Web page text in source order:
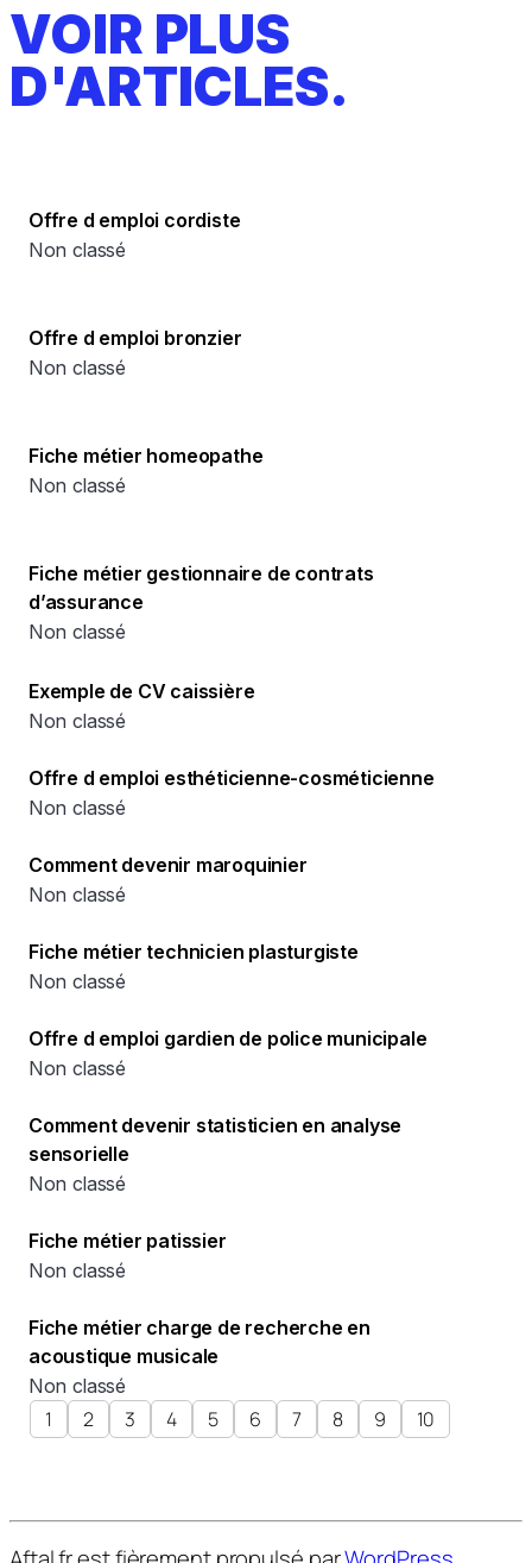
VOIR PLUS
D'ARTICLES.
Offre d emploi cordiste
Non classé
Offre d emploi bronzier
Non classé
Fiche métier homeopathe
Non classé
Fiche métier gestionnaire de contrats
d’assurance
Non classé
Exemple de CV caissière
Non classé
Offre d emploi esthéticienne-cosméticienne
Non classé
Comment devenir maroquinier
Non classé
Fiche métier technicien plasturgiste
Non classé
Offre d emploi gardien de police municipale
Non classé
Comment devenir statisticien en analyse
sensorielle
Non classé
Fiche métier patissier
Non classé
Fiche métier charge de recherche en
acoustique musicale
Non classé
1 2 3 4 5 6 7 8 9 10